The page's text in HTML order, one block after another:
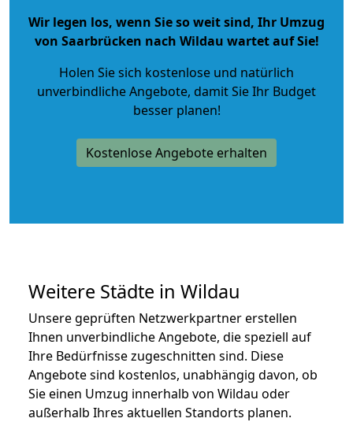
Wir legen los, wenn Sie so weit sind, Ihr Umzug
von Saarbrücken nach Wildau wartet auf Sie!
Holen Sie sich kostenlose und natürlich
unverbindliche Angebote, damit Sie Ihr Budget
besser planen!
Kostenlose Angebote erhalten
Weitere Städte in Wildau
Unsere geprüften Netzwerkpartner erstellen
Ihnen unverbindliche Angebote, die speziell auf
Ihre Bedürfnisse zugeschnitten sind. Diese
Angebote sind kostenlos, unabhängig davon, ob
Sie einen Umzug innerhalb von Wildau oder
außerhalb Ihres aktuellen Standorts planen.